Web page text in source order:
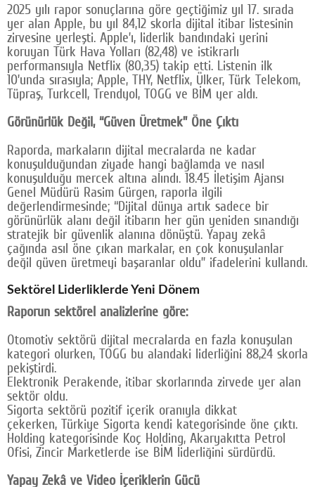
2025 yılı rapor sonuçlarına göre geçtiğimiz yıl 17. sırada
yer alan Apple, bu yıl 84,12 skorla dijital itibar listesinin
zirvesine yerleşti. Apple’ı, liderlik bandındaki yerini
koruyan Türk Hava Yolları (82,48) ve istikrarlı
performansıyla Netflix (80,35) takip etti. Listenin ilk
10’unda sırasıyla; Apple, THY, Netflix, Ülker, Türk Telekom,
Tüpraş, Turkcell, Trendyol, TOGG ve BİM yer aldı.
Görünürlük Değil, “Güven Üretmek” Öne Çıktı
Raporda, markaların dijital mecralarda ne kadar
konuşulduğundan ziyade hangi bağlamda ve nasıl
konuşulduğu mercek altına alındı. 18.45 İletişim Ajansı
Genel Müdürü Rasim Gürgen, raporla ilgili
değerlendirmesinde; “Dijital dünya artık sadece bir
görünürlük alanı değil itibarın her gün yeniden sınandığı
stratejik bir güvenlik alanına dönüştü. Yapay zekâ
çağında asıl öne çıkan markalar, en çok konuşulanlar
değil güven üretmeyi başaranlar oldu” ifadelerini kullandı.
Sektörel Liderliklerde Yeni Dönem
Raporun sektörel analizlerine göre:
Otomotiv sektörü dijital mecralarda en fazla konuşulan
kategori olurken, TOGG bu alandaki liderliğini 88,24 skorla
pekiştirdi.
Elektronik Perakende, itibar skorlarında zirvede yer alan
sektör oldu.
Sigorta sektörü pozitif içerik oranıyla dikkat
çekerken, Türkiye Sigorta kendi kategorisinde öne çıktı.
Holding kategorisinde Koç Holding, Akaryakıtta Petrol
Ofisi, Zincir Marketlerde ise BİM liderliğini sürdürdü.
Yapay Zekâ ve Video İçeriklerin Gücü